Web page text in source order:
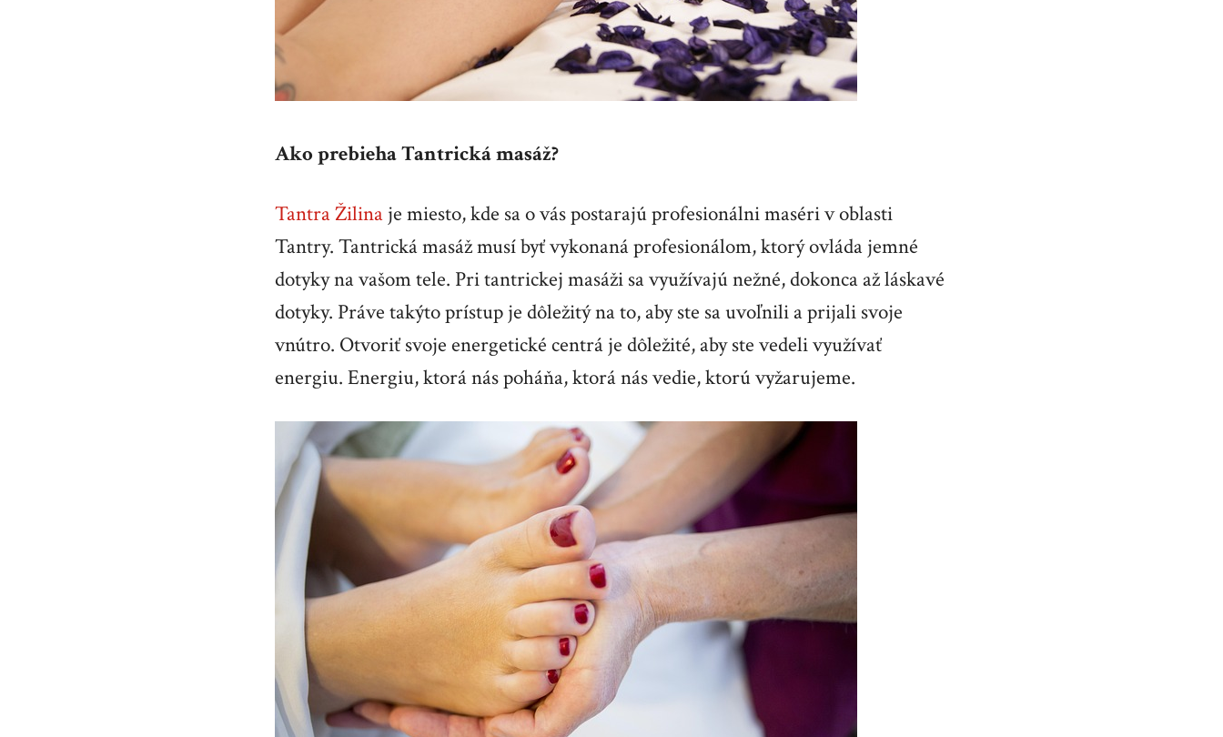
Ako prebieha Tantrická masáž?
Tantra Žilina je miesto, kde sa o vás postarajú profesionálni maséri v oblasti
Tantry. Tantrická masáž musí byť vykonaná profesionálom, ktorý ovláda jemné
dotyky na vašom tele. Pri tantrickej masáži sa využívajú nežné, dokonca až láskavé
dotyky. Práve takýto prístup je dôležitý na to, aby ste sa uvoľnili a prijali svoje
vnútro. Otvoriť svoje energetické centrá je dôležité, aby ste vedeli využívať
energiu. Energiu, ktorá nás poháňa, ktorá nás vedie, ktorú vyžarujeme.